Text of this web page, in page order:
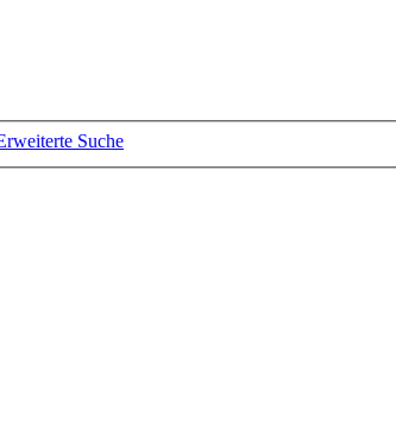
Suche